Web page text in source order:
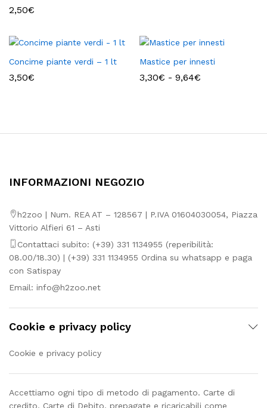
2,50€
9,58€
Concime piante verdi – 1 lt
3,50€
Mastice per innesti
3,30€ - 9,64€
9,64€
INFORMAZIONI NEGOZIO
h2zoo | Num. REA AT – 128567 | P.IVA 01604030054, Piazza
Vittorio Alfieri 61 – Asti
Contattaci subito: (+39) 331 1134955 (reperibilità:
08.00/18.30) | (+39) 331 1134955 Ordina su whatsapp e paga
con Satispay
Email: info@h2zoo.net
Cookie e privacy policy
Cookie e privacy policy
Accettiamo ogni tipo di metodo di pagamento. Carte di
credito, Carte di Debito, prepagate e ricaricabili come